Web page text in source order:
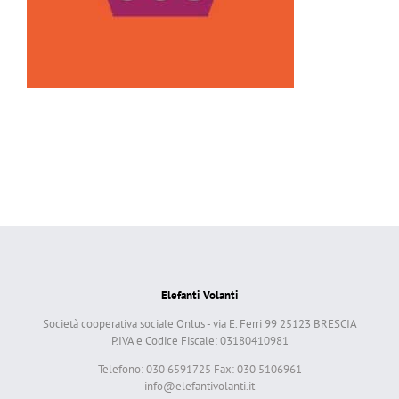
Elefanti Volanti
Società cooperativa sociale Onlus - via E. Ferri 99 25123 BRESCIA
P.IVA e Codice Fiscale: 03180410981
Telefono: 030 6591725 Fax: 030 5106961
info@elefantivolanti.it